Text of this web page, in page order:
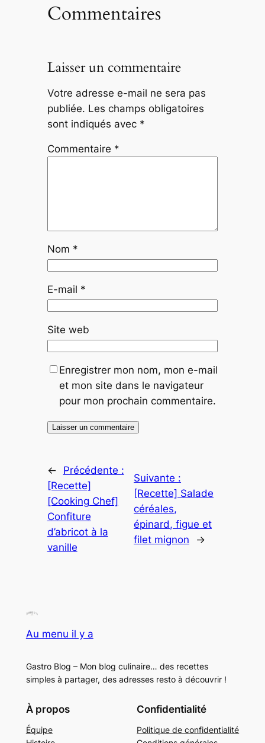
Commentaires
Laisser un commentaire
Votre adresse e-mail ne sera pas
publiée. Les champs obligatoires
sont indiqués avec *
Commentaire *
Nom *
E-mail *
Site web
Enregistrer mon nom, mon e-mail
et mon site dans le navigateur
pour mon prochain commentaire.
←
Précédente :
[Recette]
[Cooking Chef]
Confiture
d’abricot à la
vanille
Suivante :
[Recette] Salade
céréales,
épinard, figue et
filet mignon
→
Au menu il y a
Gastro Blog – Mon blog culinaire… des recettes
simples à partager, des adresses resto à découvrir !
À propos
Équipe
Confidentialité
Politique de confidentialité